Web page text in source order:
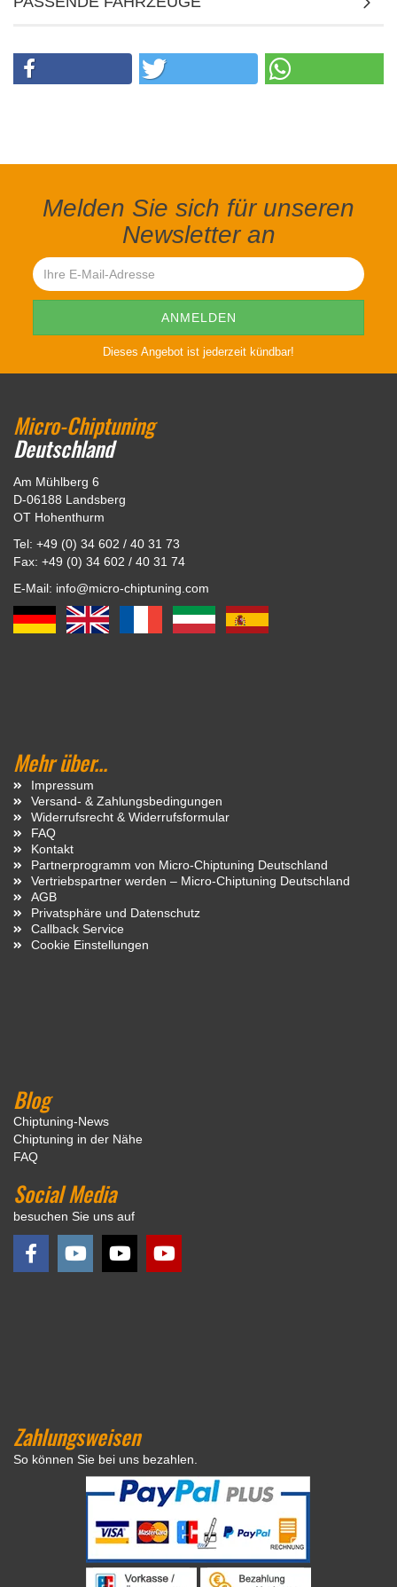
Melden Sie sich für unseren
Newsletter an
Dieses Angebot ist jederzeit kündbar!
Micro-Chiptuning
Deutschland
Am Mühlberg 6
D-06188 Landsberg
OT Hohenthurm
Tel: +49 (0) 34 602 / 40 31 73
Fax: +49 (0) 34 602 / 40 31 74
E-Mail: info@micro-chiptuning.com
Mehr über...
Impressum
Versand- & Zahlungsbedingungen
Widerrufsrecht & Widerrufsformular
FAQ
Kontakt
Partnerprogramm von Micro-Chiptuning Deutschland
Vertriebspartner werden – Micro-Chiptuning Deutschland
AGB
Privatsphäre und Datenschutz
Callback Service
Cookie Einstellungen
Blog
Chiptuning-News
Chiptuning in der Nähe
FAQ
Social Media
besuchen Sie uns auf
Zahlungsweisen
So können Sie bei uns bezahlen.